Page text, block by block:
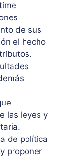
de sus
el hecho
las leyes y
de política
proponer